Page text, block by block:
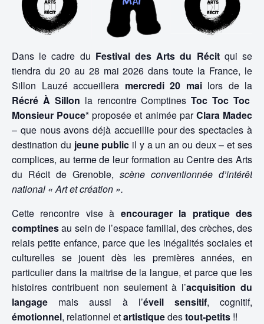
Dans le cadre du Festival des Arts du Récitqui se
tiendra du 20 au 28 mai 2026 dans toute la France, le
Sillon Lauzé accueillera mercredi 20 mailors de la
Récré À Sillon la rencontre ComptinesToc Toc Toc
Monsieur Pouce* proposée et animée parClara Madec
– que nous avons déjà accueillie pour des spectacles à
destination du jeune public il y a un an ou deux – et ses
complices, au terme de leur formation au Centre des Arts
du Récit de Grenoble, scène conventionnée d’intérêt
national « Art et création ».
Cette rencontre vise à encourager la pratique des
comptinesau sein de l’espace familial, des crèches, des
relais petite enfance, parce que les inégalités sociales et
culturelles se jouent dès les premières années, en
particulier dans la maitrise de la langue, et parce que les
histoires contribuent non seulement à l’acquisition du
langage mais aussi à l’éveil sensitif, cognitif,
émotionnel, relationnel etartistiquedestout-petits !!